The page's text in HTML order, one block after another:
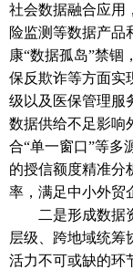
社会数据融合应用
险监测等数据产品
康“数据孤岛”禁锢
保反欺诈等方面实
级以及医保管理服
数据供给不足影响
合“单一窗口”等多
的授信额度精准分
率，满足中小外贸
二是形成数据资
层级、跨地域统筹
活力不可或缺的环